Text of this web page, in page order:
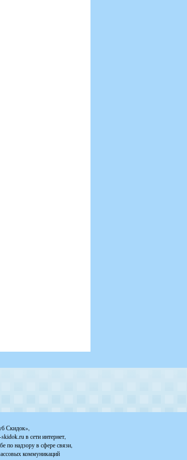
Скидок»,
в сети интернет,
по надзору в сфере связи,
коммуникаций